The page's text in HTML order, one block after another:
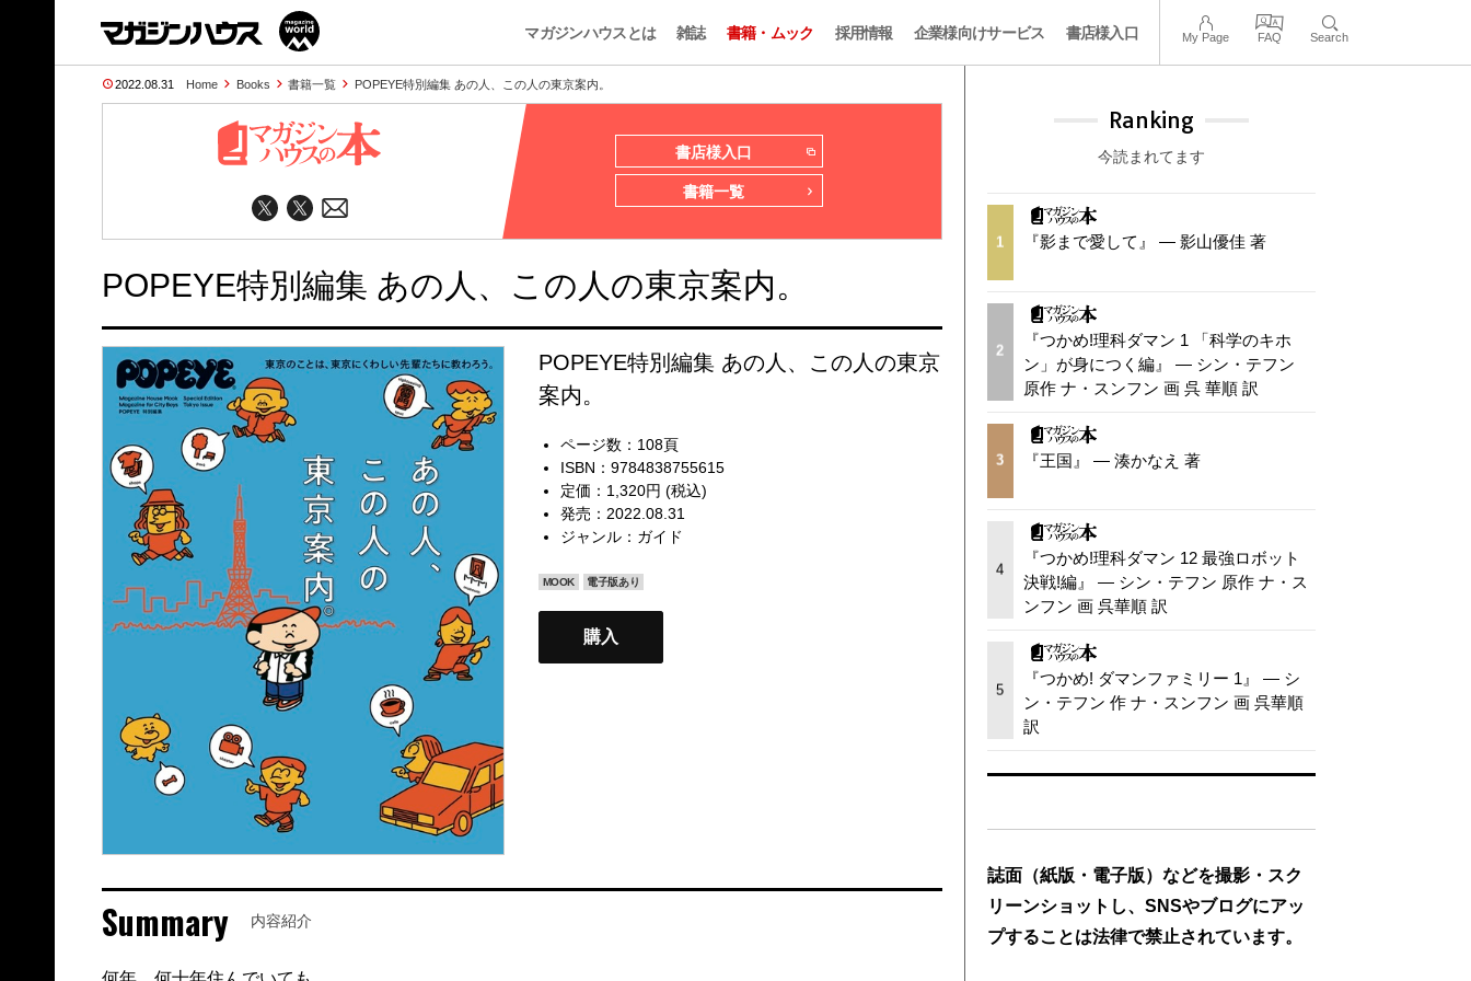
マガジンハウスとは 雑誌 書籍・ムック 採用情報 企業様向けサービス 書店様入口 My Page FAQ Search
2022.08.31 Home Books 書籍一覧 POPEYE特別編集 あの人、この人の東京案内。
書店様入口
書籍一覧
POPEYE特別編集 あの人、この人の東京案内。
POPEYE特別編集 あの人、この人の東京
案内。
ページ数：108頁
ISBN：9784838755615
定価：1,320円 (税込)
発売：2022.08.31
ジャンル： ガイド
MOOK 電子版あり
購入
Summary 内容紹介
Ranking
今読まれてます
1 『影まで愛して』 — 影山優佳 著
2
『つかめ!理科ダマン 1 「科学のキホ
ン」が身につく編』 — シン・テフン
原作 ナ・スンフン 画 呉 華順 訳
3 『王国』 — 湊かなえ 著
4
『つかめ!理科ダマン 12 最強ロボット
決戦!編』 — シン・テフン 原作 ナ・ス
ンフン 画 呉華順 訳
5
『つかめ! ダマンファミリー 1』 — シ
ン・テフン 作 ナ・スンフン 画 呉華順
訳
誌面（紙版・電子版）などを撮影・スク
リーンショットし、SNSやブログにアッ
プすることは法律で禁止されています。